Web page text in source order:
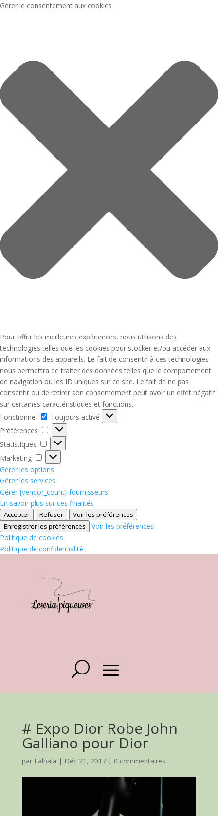
Gérer le consentement aux cookies
Pour offrir les meilleures expériences, nous utilisons des
technologies telles que les cookies pour stocker et/ou accéder aux
informations des appareils. Le fait de consentir à ces technologies
nous permettra de traiter des données telles que le comportement
de navigation ou les ID uniques sur ce site. Le fait de ne pas
consentir ou de retirer son consentement peut avoir un effet négatif
sur certaines caractéristiques et fonctions.
Fonctionnel
Fonctionnel
Toujours activé
Préférences
Préférences
Statistiques
Statistiques
Marketing
Marketing
Gérer les options
Gérer les services
Gérer {vendor_count} fournisseurs
En savoir plus sur ces finalités
Accepter Refuser
Voir les préférences
Enregistrer les préférences
Voir les préférences
Politique de cookies
Politique de confidentialité
# Expo Dior Robe John
Galliano pour Dior
par Falbala | Déc 21, 2017| 0 commentaires